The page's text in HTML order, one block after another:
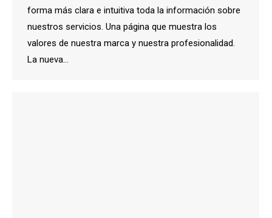
forma más clara e intuitiva toda la información sobre
nuestros servicios. Una página que muestra los
valores de nuestra marca y nuestra profesionalidad.
La nueva…